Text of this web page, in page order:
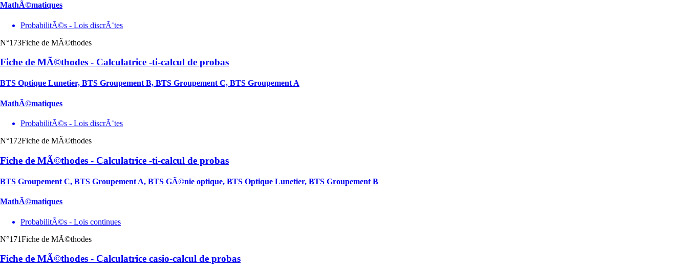
MathÃ©matiques
ProbabilitÃ©s - Lois discrÃ¨tes
N°173Fiche de MÃ©thodes
Fiche de MÃ©thodes - Calculatrice -ti-calcul de probas
BTS Optique Lunetier, BTS Groupement B, BTS Groupement C, BTS Groupement A
MathÃ©matiques
ProbabilitÃ©s - Lois discrÃ¨tes
N°172Fiche de MÃ©thodes
Fiche de MÃ©thodes - Calculatrice -ti-calcul de probas
BTS Groupement C, BTS Groupement A, BTS GÃ©nie optique, BTS Optique Lunetier, BTS Groupement B
MathÃ©matiques
ProbabilitÃ©s - Lois continues
N°171Fiche de MÃ©thodes
Fiche de MÃ©thodes - Calculatrice casio-calcul de probas